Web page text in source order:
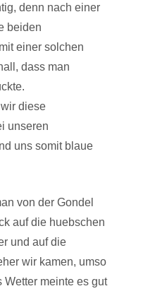
denn nach einer
beiden
einer solchen
dass man
diese
unseren
uns somit blaue
von der Gondel
auf die huebschen
und auf die
wir kamen, umso
meinte es gut